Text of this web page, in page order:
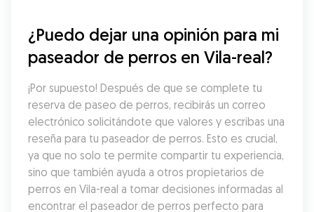
¿Puedo dejar una opinión para mi
paseador de perros en Vila-real?
¡Por supuesto! Después de que se complete tu
reserva de paseo de perros, recibirás un correo
electrónico solicitándote que valores y escribas una
reseña para tu paseador de perros. Esto es crucial,
ya que no solo te permite compartir tu experiencia,
sino que también ayuda a otros propietarios de
perros en Vila-real a tomar decisiones informadas al
encontrar el paseador de perros perfecto para